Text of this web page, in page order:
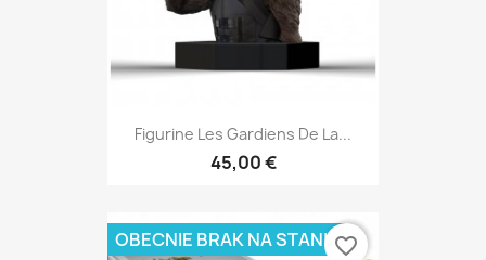
Figurine Les Gardiens De La...
45,00 €
OBECNIE BRAK NA STANIEfavorite_border